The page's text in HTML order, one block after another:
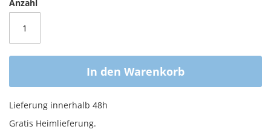
Anzahl
In den Warenkorb
Lieferung innerhalb 48h
Gratis Heimlieferung.